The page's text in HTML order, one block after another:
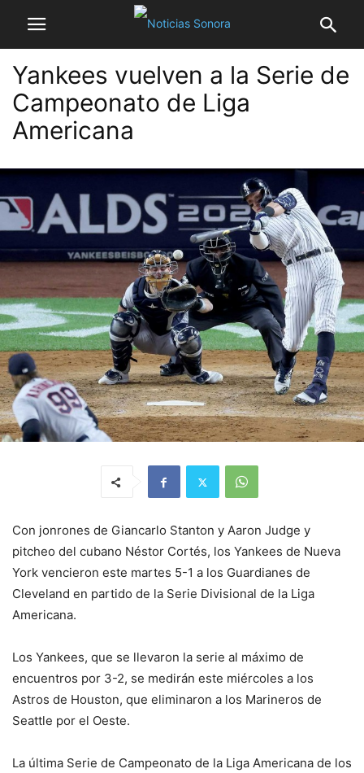
Yankees vuelven a la Serie de
Campeonato de Liga
Americana
Con jonrones de Giancarlo Stanton y Aaron Judge y
pitcheo del cubano Néstor Cortés, los Yankees de Nueva
York vencieron este martes 5-1 a los Guardianes de
Cleveland en partido de la Serie Divisional de la Liga
Americana.
Los Yankees, que se llevaron la serie al máximo de
encuentros por 3-2, se medirán este miércoles a los
Astros de Houston, que eliminaron a los Marineros de
Seattle por el Oeste.
La última Serie de Campeonato de la Liga Americana de los